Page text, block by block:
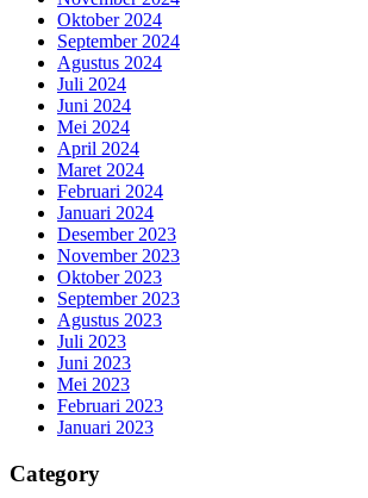
Oktober 2024
September 2024
Agustus 2024
Juli 2024
Juni 2024
Mei 2024
April 2024
Maret 2024
Februari 2024
Januari 2024
Desember 2023
November 2023
Oktober 2023
September 2023
Agustus 2023
Juli 2023
Juni 2023
Mei 2023
Februari 2023
Januari 2023
Category